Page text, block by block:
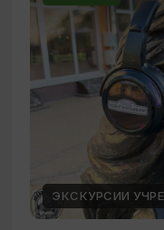
ЭКСКУРСИИ